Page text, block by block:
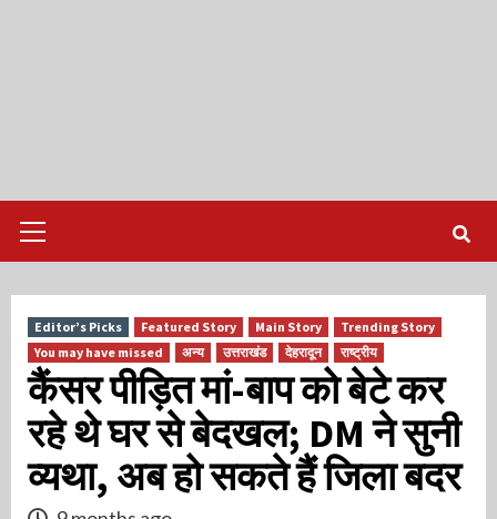
Menu
Editor’s Picks Featured Story Main Story
Trending Story
You may have missed
अन्य उत्तराखंड देहरादून राष्ट्रीय
कैंसर पीड़ित मां-बाप को बेटे कर
रहे थे घर से बेदखल; DM ने सुनी
व्यथा, अब हो सकते हैं जिला बदर